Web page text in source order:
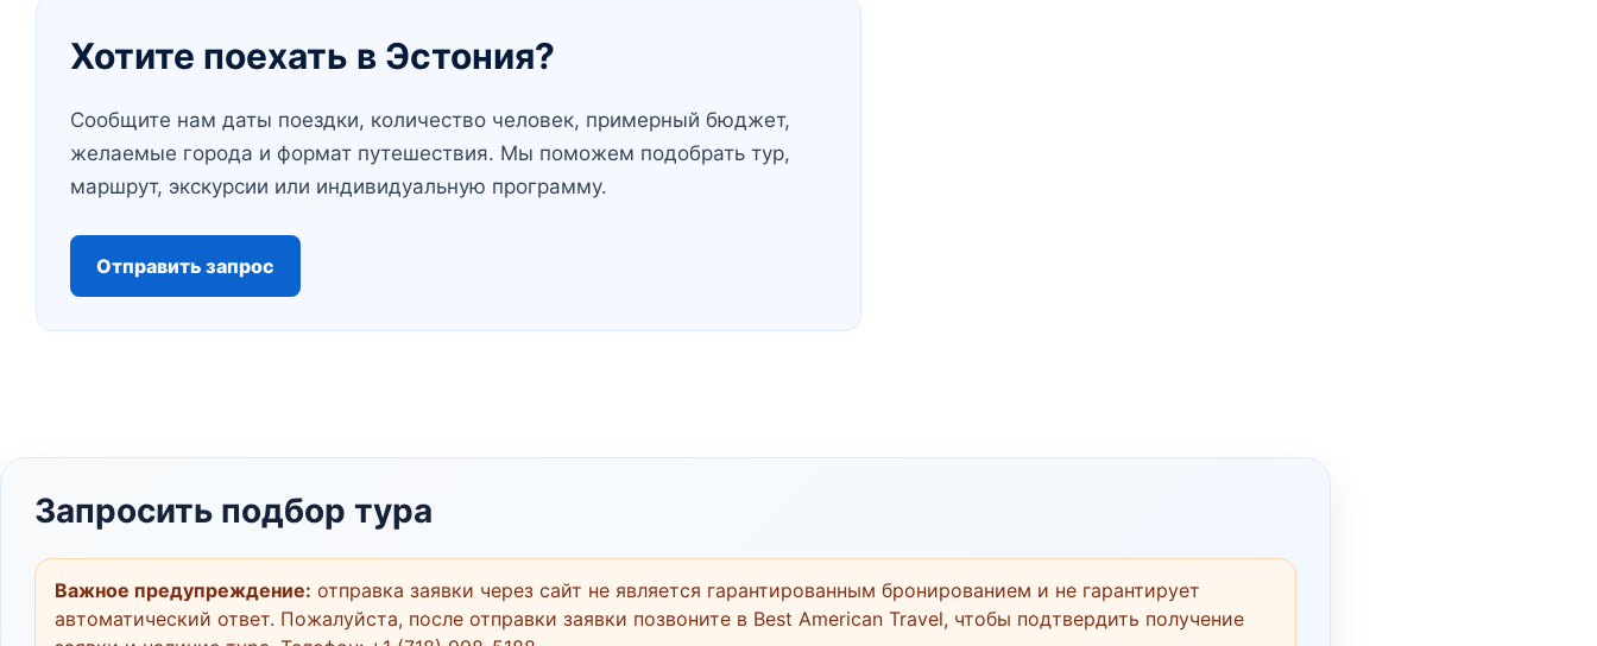
Хотите поехать в Эстония?
Сообщите нам даты поездки, количество человек, примерный бюджет,
желаемые города и формат путешествия. Мы поможем подобрать тур,
маршрут, экскурсии или индивидуальную программу.
Отправить запрос
Запросить подбор тура
Важное предупреждение: отправка заявки через сайт не является гарантированным бронированием и не гарантирует
автоматический ответ. Пожалуйста, после отправки заявки позвоните в Best American Travel, чтобы подтвердить получение